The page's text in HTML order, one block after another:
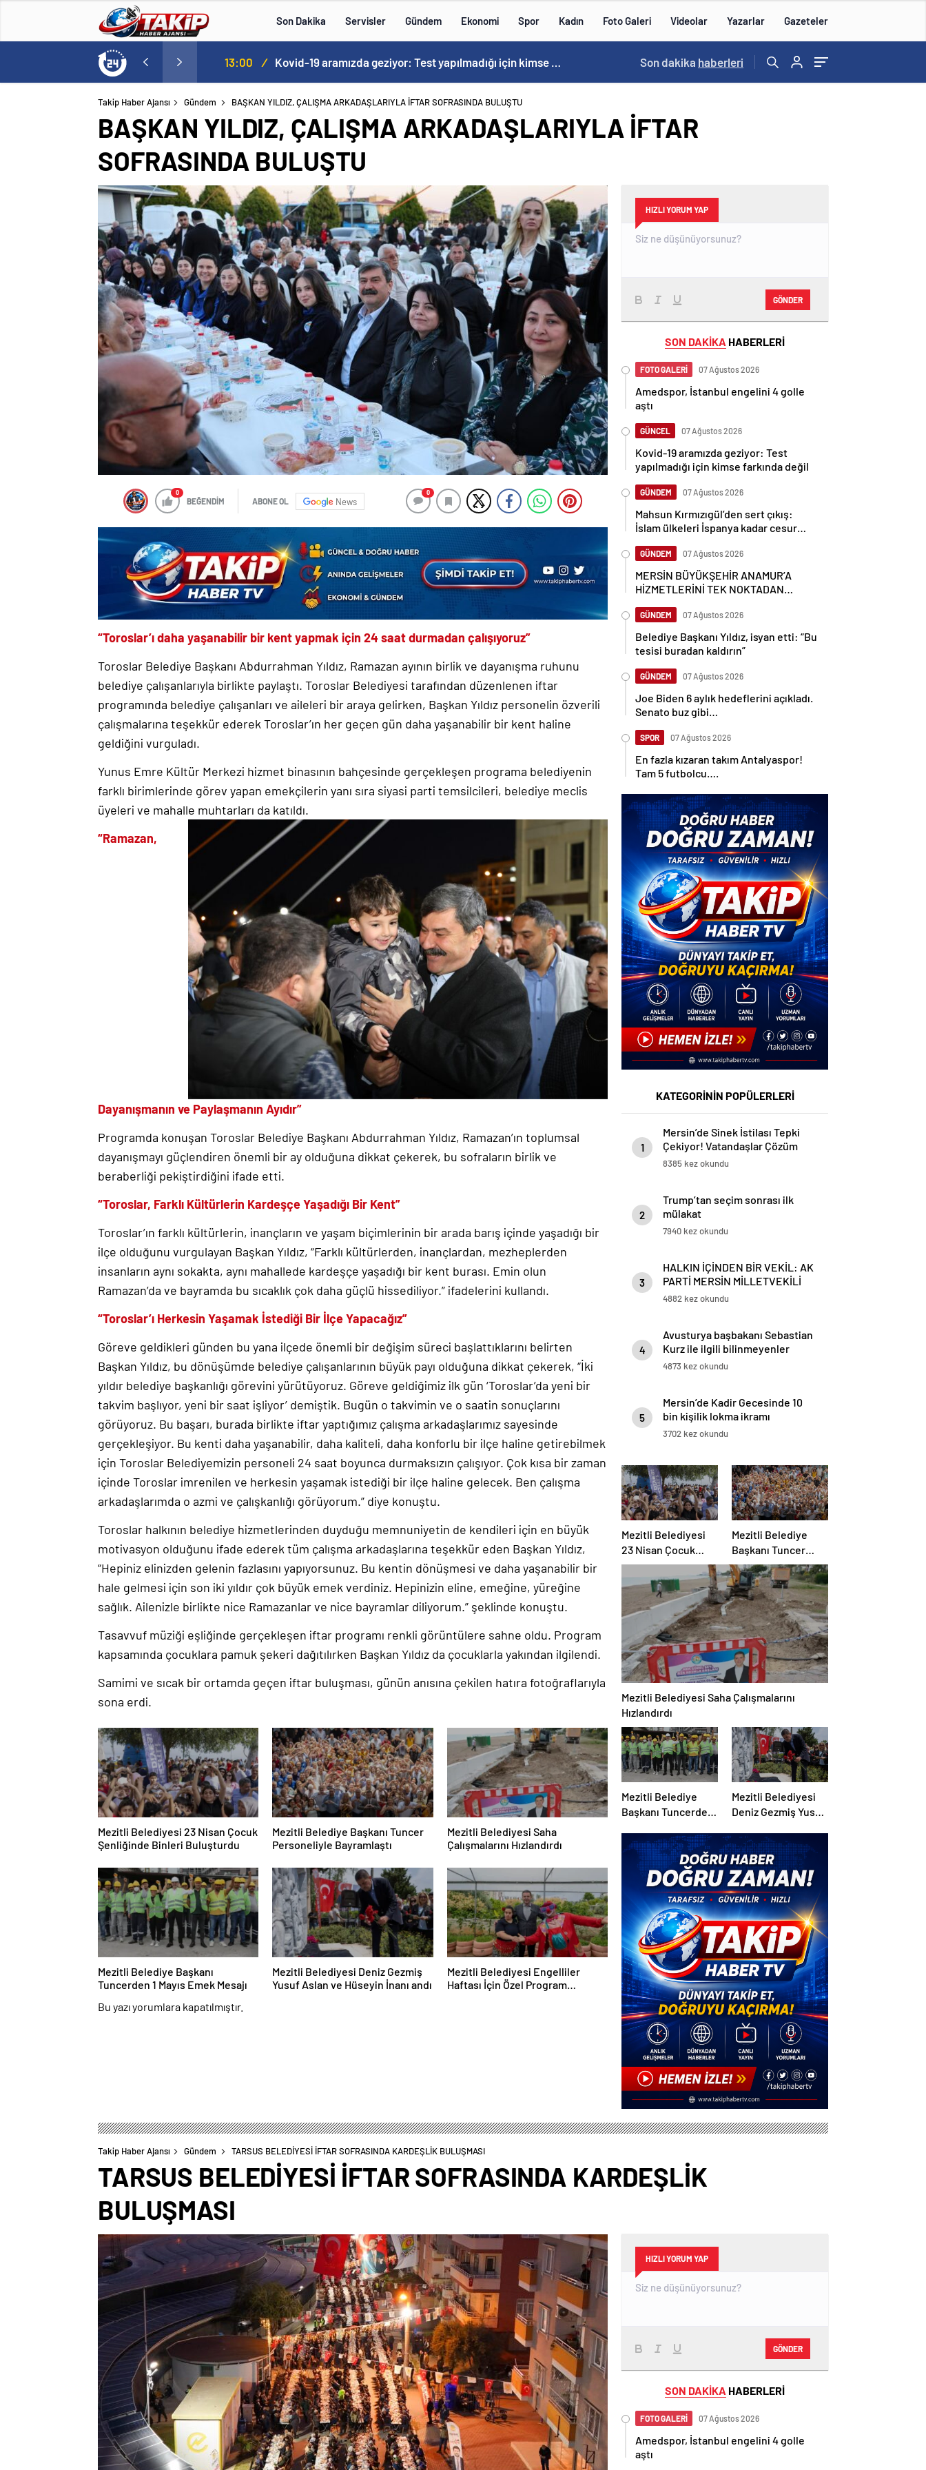
Son Dakika Servisler Gündem Ekonomi Spor Kadın Foto Galeri Videolar Yazarlar Gazeteler
13:00 / Kovid-19 aramızda geziyor: Test yapılmadığı için kimse farkında değil 14:43 /
Son dakika haberleri
Takip Haber Ajansı Gündem BAŞKAN YILDIZ, ÇALIŞMA ARKADAŞLARIYLA İFTAR SOFRASINDA BULUŞTU
BAŞKAN YILDIZ, ÇALIŞMA ARKADAŞLARIYLA İFTAR
SOFRASINDA BULUŞTU
0
BEĞENDİM ABONE OL News
0
“Toroslar’ı daha yaşanabilir bir kent yapmak için 24 saat durmadan çalışıyoruz”
Toroslar Belediye Başkanı Abdurrahman Yıldız, Ramazan ayının birlik ve dayanışma ruhunu
belediye çalışanlarıyla birlikte paylaştı. Toroslar Belediyesi tarafından düzenlenen iftar
programında belediye çalışanları ve aileleri bir araya gelirken, Başkan Yıldız personelin özverili
çalışmalarına teşekkür ederek Toroslar’ın her geçen gün daha yaşanabilir bir kent haline
geldiğini vurguladı.
Yunus Emre Kültür Merkezi hizmet binasının bahçesinde gerçekleşen programa belediyenin
farklı birimlerinde görev yapan emekçilerin yanı sıra siyasi parti temsilcileri, belediye meclis
üyeleri ve mahalle muhtarları da katıldı.
“Ramazan,
Dayanışmanın ve Paylaşmanın Ayıdır”
Programda konuşan Toroslar Belediye Başkanı Abdurrahman Yıldız, Ramazan’ın toplumsal
dayanışmayı güçlendiren önemli bir ay olduğuna dikkat çekerek, bu sofraların birlik ve
beraberliği pekiştirdiğini ifade etti.
“Toroslar, Farklı Kültürlerin Kardeşçe Yaşadığı Bir Kent”
Toroslar’ın farklı kültürlerin, inançların ve yaşam biçimlerinin bir arada barış içinde yaşadığı bir
ilçe olduğunu vurgulayan Başkan Yıldız, “Farklı kültürlerden, inançlardan, mezheplerden
insanların aynı sokakta, aynı mahallede kardeşçe yaşadığı bir kent burası. Emin olun
Ramazan’da ve bayramda bu sıcaklık çok daha güçlü hissediliyor.” ifadelerini kullandı.
“Toroslar’ı Herkesin Yaşamak İstediği Bir İlçe Yapacağız”
Göreve geldikleri günden bu yana ilçede önemli bir değişim süreci başlattıklarını belirten
Başkan Yıldız, bu dönüşümde belediye çalışanlarının büyük payı olduğuna dikkat çekerek, “İki
yıldır belediye başkanlığı görevini yürütüyoruz. Göreve geldiğimiz ilk gün ‘Toroslar’da yeni bir
takvim başlıyor, yeni bir saat işliyor’ demiştik. Bugün o takvimin ve o saatin sonuçlarını
görüyoruz. Bu başarı, burada birlikte iftar yaptığımız çalışma arkadaşlarımız sayesinde
gerçekleşiyor. Bu kenti daha yaşanabilir, daha kaliteli, daha konforlu bir ilçe haline getirebilmek
için Toroslar Belediyemizin personeli 24 saat boyunca durmaksızın çalışıyor. Çok kısa bir zaman
içinde Toroslar imrenilen ve herkesin yaşamak istediği bir ilçe haline gelecek. Ben çalışma
arkadaşlarımda o azmi ve çalışkanlığı görüyorum.” diye konuştu.
Toroslar halkının belediye hizmetlerinden duyduğu memnuniyetin de kendileri için en büyük
motivasyon olduğunu ifade ederek tüm çalışma arkadaşlarına teşekkür eden Başkan Yıldız,
“Hepiniz elinizden gelenin fazlasını yapıyorsunuz. Bu kentin dönüşmesi ve daha yaşanabilir bir
hale gelmesi için son iki yıldır çok büyük emek verdiniz. Hepinizin eline, emeğine, yüreğine
sağlık. Ailenizle birlikte nice Ramazanlar ve nice bayramlar diliyorum.” şeklinde konuştu.
Tasavvuf müziği eşliğinde gerçekleşen iftar programı renkli görüntülere sahne oldu. Program
kapsamında çocuklara pamuk şekeri dağıtılırken Başkan Yıldız da çocuklarla yakından ilgilendi.
Samimi ve sıcak bir ortamda geçen iftar buluşması, günün anısına çekilen hatıra fotoğraflarıyla
sona erdi.
Mezitli Belediyesi 23 Nisan Çocuk
Şenliğinde Binleri Buluşturdu
Mezitli Belediye Başkanı Tuncer
Personeliyle Bayramlaştı
Mezitli Belediyesi Saha
Çalışmalarını Hızlandırdı
Mezitli Belediye Başkanı
Tuncerden 1 Mayıs Emek Mesajı
Mezitli Belediyesi Deniz Gezmiş
Yusuf Aslan ve Hüseyin İnanı andı
Mezitli Belediyesi Engelliler
Haftası İçin Özel Program
Bu yazı yorumlara kapatılmıştır.
HIZLI YORUM YAP
GÖNDER
SON DAKİKA HABERLERİ
FOTO GALERİ 07 Ağustos 2026
Amedspor, İstanbul engelini 4 golle
aştı
GÜNCEL 07 Ağustos 2026
Kovid-19 aramızda geziyor: Test
yapılmadığı için kimse farkında değil
GÜNDEM 07 Ağustos 2026
Mahsun Kırmızıgül’den sert çıkış:
İslam ülkeleri İspanya kadar cesur
GÜNDEM 07 Ağustos 2026
MERSİN BÜYÜKŞEHİR ANAMUR’A
HİZMETLERİNİ TEK NOKTADAN
GÜNDEM 07 Ağustos 2026
Belediye Başkanı Yıldız, isyan etti: “Bu
tesisi buradan kaldırın”
GÜNDEM 07 Ağustos 2026
Joe Biden 6 aylık hedeflerini açıkladı.
Senato buz gibi…
SPOR 07 Ağustos 2026
En fazla kızaran takım Antalyaspor!
Tam 5 futbolcu….
KATEGORİNİN POPÜLERLERİ
1
Mersin’de Sinek İstilası Tepki
Çekiyor! Vatandaşlar Çözüm
Bekliyor
8385 kez okundu
2
Trump’tan seçim sonrası ilk
mülakat
7940 kez okundu
3
HALKIN İÇİNDEN BİR VEKİL: AK
PARTİ MERSİN MİLLETVEKİLİ
HAVVA SİBEL SÖYLEMEZ DAĞ
4882 kez okundu
4
Avusturya başbakanı Sebastian
Kurz ile ilgili bilinmeyenler
4873 kez okundu
5
Mersin’de Kadir Gecesinde 10
bin kişilik lokma ikramı
3702 kez okundu
Mezitli Belediyesi
23 Nisan Çocuk
Şenliğinde Binleri
Buluşturdu
Mezitli Belediye
Başkanı Tuncer
Personeliyle
Bayramlaştı
Mezitli Belediyesi Saha Çalışmalarını
Hızlandırdı
Mezitli Belediye
Başkanı Tuncerden
Mezitli Belediyesi
Deniz Gezmiş Yusuf
İnanı andı
Takip Haber Ajansı Gündem TARSUS BELEDİYESİ İFTAR SOFRASINDA KARDEŞLİK BULUŞMASI
TARSUS BELEDİYESİ İFTAR SOFRASINDA KARDEŞLİK
BULUŞMASI
HIZLI YORUM YAP
GÖNDER
SON DAKİKA HABERLERİ
FOTO GALERİ 07 Ağustos 2026
Amedspor, İstanbul engelini 4 golle
aştı